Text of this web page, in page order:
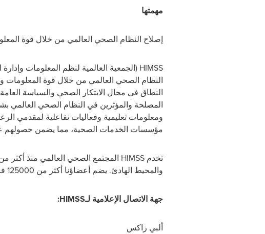
مهمتها
إصلاح النظام الصحي العالمي من خلال قوة
HIMSS (الجمعية العالمية لنظم المعلومات
النظام الصحي العالمي من خلال قوة المعلومات
النطاق في مجال الابتكار الصحي والسياسة
المصلحة والمؤثرين في النظام الصحي العالمي
ومعلومات تعليمية وفعاليات تفاعلية لمقدمي
مؤسسات الخدمات الصحية، مما يضمن حصولهم
تخدمHIMSS
والمحيط الهادئ. يضم أعضاؤنا أكثر من 125000 فرد، وأكثر من 480 منظمة مقدمة للخدمات، و470 شريكًا غير ربحي، و650 منظمة خدمات صحية.
جهة الاتصال الإعلامية لـHIMSS
:
ألبي زاكس